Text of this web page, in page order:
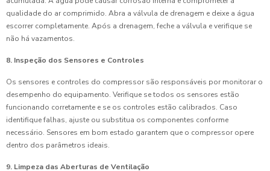
qualidade do ar comprimido. Abra a válvula de drenagem e deixe a água
escorrer completamente. Após a drenagem, feche a válvula e verifique se
não há vazamentos.
8. Inspeção dos Sensores e Controles
Os sensores e controles do compressor são responsáveis por monitorar o
desempenho do equipamento. Verifique se todos os sensores estão
funcionando corretamente e se os controles estão calibrados. Caso
identifique falhas, ajuste ou substitua os componentes conforme
necessário. Sensores em bom estado garantem que o compressor opere
dentro dos parâmetros ideais.
9. Limpeza das Aberturas de Ventilação